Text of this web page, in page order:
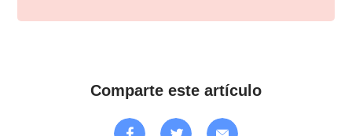
Comparte este artículo